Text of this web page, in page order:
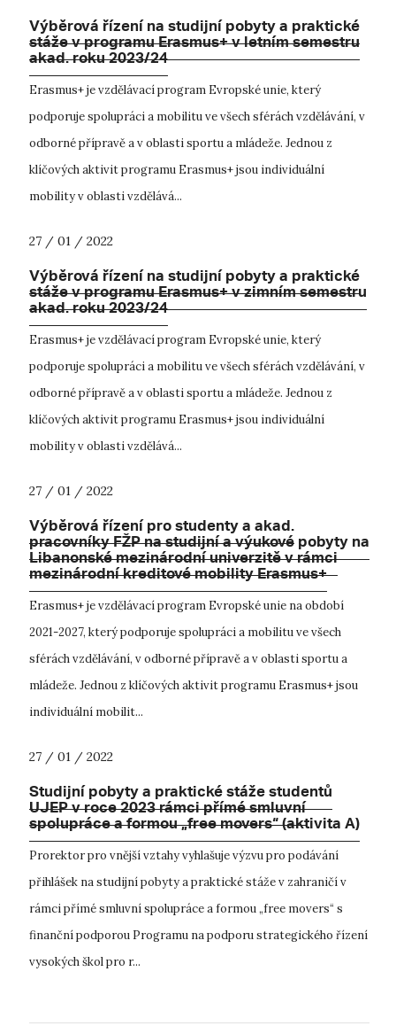
Výběrová řízení na studijní pobyty a praktické
stáže v programu Erasmus+ v letním semestru
akad. roku 2023/24
Erasmus+ je vzdělávací program Evropské unie, který
podporuje spolupráci a mobilitu ve všech sférách vzdělávání, v
odborné přípravě a v oblasti sportu a mládeže. Jednou z
klíčových aktivit programu Erasmus+ jsou individuální
mobility v oblasti vzdělává...
27 / 01 / 2022
Výběrová řízení na studijní pobyty a praktické
stáže v programu Erasmus+ v zimním semestru
akad. roku 2023/24
Erasmus+ je vzdělávací program Evropské unie, který
podporuje spolupráci a mobilitu ve všech sférách vzdělávání, v
odborné přípravě a v oblasti sportu a mládeže. Jednou z
klíčových aktivit programu Erasmus+ jsou individuální
mobility v oblasti vzdělává...
27 / 01 / 2022
Výběrová řízení pro studenty a akad.
pracovníky FŽP na studijní a výukové pobyty na
Libanonské mezinárodní univerzitě v rámci
mezinárodní kreditové mobility Erasmus+
Erasmus+ je vzdělávací program Evropské unie na období
2021-2027, který podporuje spolupráci a mobilitu ve všech
sférách vzdělávání, v odborné přípravě a v oblasti sportu a
mládeže. Jednou z klíčových aktivit programu Erasmus+ jsou
individuální mobilit...
27 / 01 / 2022
Studijní pobyty a praktické stáže studentů
UJEP v roce 2023 rámci přímé smluvní
spolupráce a formou „free movers“ (aktivita A)
Prorektor pro vnější vztahy vyhlašuje výzvu pro podávání
přihlášek na studijní pobyty a praktické stáže v zahraničí v
rámci přímé smluvní spolupráce a formou „free movers“ s
finanční podporou Programu na podporu strategického řízení
vysokých škol pro r...